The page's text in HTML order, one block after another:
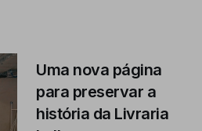
Uma nova página
para preservar a
história da Livraria